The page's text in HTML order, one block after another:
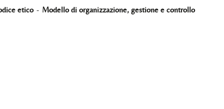
etico - Modello di organizzazione, gestione e controllo